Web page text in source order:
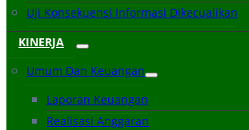
Uji Konsekuensi Informasi Dikecualikan
KINERJA
Umum Dan Keuangan
Laporan Keuangan
Realisasi Anggaran